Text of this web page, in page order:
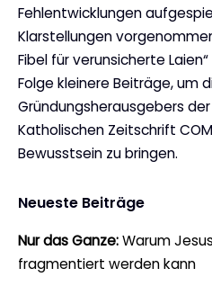
Fehlentwicklungen
Klarstellungen
Fibel für verunsicherte
Folge kleinere Beiträge, um
Gründungsherausgebers
Katholischen Zeitschrift
Bewusstsein zu bringen.
Neueste Beiträge
Nur das Ganze:Warum
fragmentiert werden kann